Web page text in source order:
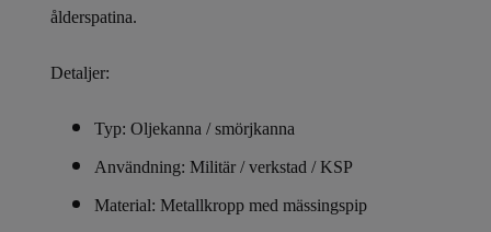
ålderspatina.
Detaljer:
Typ: Oljekanna / smörjkanna
Användning: Militär / verkstad / KSP
Material: Metallkropp med mässingspip